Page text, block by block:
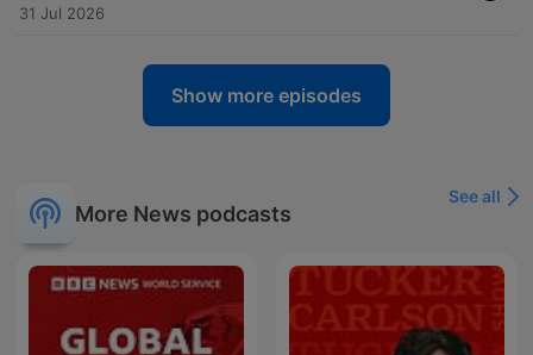
31 Jul 2026
Show more episodes
More News podcasts
See all